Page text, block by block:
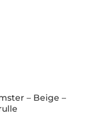
– Beige –